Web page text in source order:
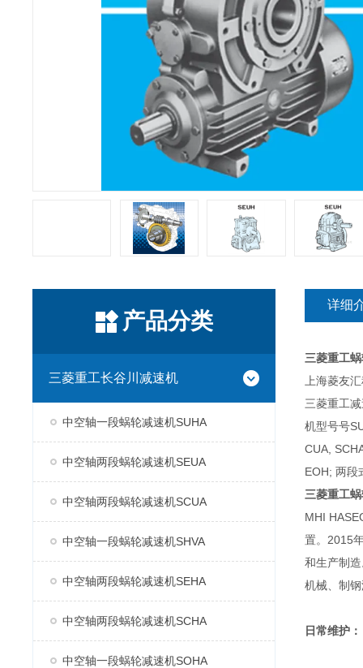
产品分类
三菱重工长谷川减速机
中空轴一段蜗轮减速机SUHA
中空轴两段蜗轮减速机SEUA
中空轴两段蜗轮减速机SCUA
中空轴一段蜗轮减速机SHVA
中空轴两段蜗轮减速机SEHA
中空轴两段蜗轮减速机SCHA
中空轴一段蜗轮减速机SOHA
详细
三菱重工
上海菱友
三菱重工
机型号号
CUA,
EOH; 两段
三菱重工
MHI
置。2015
和生产制
机械、制
日常维护：